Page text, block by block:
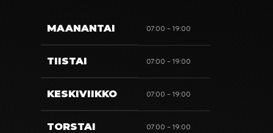
MAANANTAI 07:00 – 19:00
TIISTAI 07:00 – 19:00
KESKIVIIKKO 07:00 – 19:00
TORSTAI 07:00 – 19:00